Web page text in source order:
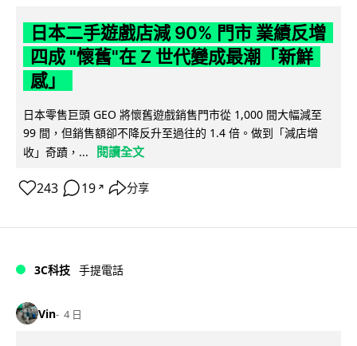
日本二手遊戲店減 90% 門市 業績反增
四成 "懷舊"在 Z 世代變成最潮「新鮮
感」
日本零售巨頭 GEO 將懷舊遊戲銷售門市從 1,000 間大幅減至
99 間，但銷售額卻不降反升至過往的 1.4 倍。做到「減店增
收」奇蹟，...
閱讀全文
243 19 ↗ 分享
3C科技 手提電話
Vin 4 日